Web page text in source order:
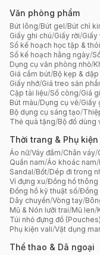
Văn phòng phẩm
Bút lông/Bút gel/Bút chì
Giấy ghi chú/Giấy rời/Giấy
Sổ kế hoạch học tập &
Sổ kế hoạch hằng ngày/
Dụng cụ văn phòng nhỏ/
Giá cắm bút/Bộ kẹp &
Giấy nhớ/Giá treo sản
Cặp tài liệu/Sổ còng/Giá
Bút màu/Dụng cụ vẽ/Giấy
Bộ dụng cụ sáng tạo/
Thẻ quà tặng/Bộ đồ dùng
Thời trang & Phụ kiện
Áo nữ/Váy đầm/Chân váy/
Quần nam/Áo khoác nam/
Sandal/Bốt/Dép đi trong
Ví đựng xu/Đồng hồ thông
Đồng hồ kỹ thuật số/Đồng
Dây chuyền/Vòng tay/
Mũ & Nón lưỡi trai/Mũ len/
Túi nhỏ đựng đồ (Pouches)
Phụ kiện vali/Vật dụng
Thể thao & Dã ngoại